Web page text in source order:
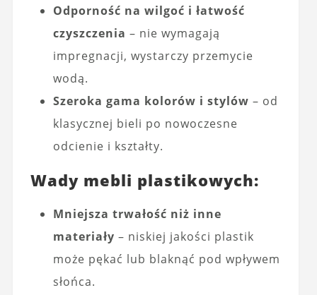
Odporność na wilgoć i łatwość
czyszczenia – nie wymagają
impregnacji, wystarczy przemycie
wodą.
Szeroka gama kolorów i stylów – od
klasycznej bieli po nowoczesne
odcienie i kształty.
Wady mebli plastikowych:
Mniejsza trwałość niż inne
materiały – niskiej jakości plastik
może pękać lub blaknąć pod wpływem
słońca.